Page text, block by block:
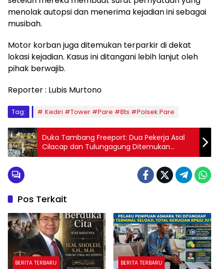
menolak autopsi dan menerima kejadian ini sebagai
musibah.
​Motor korban juga ditemukan terparkir di dekat
lokasi kejadian. Kasus ini ditangani lebih lanjut oleh
pihak berwajib.
Reporter : Lubis Murtono
Tag: Kediri #Tower #Pare #Bts #Polsek Pare
Duka Tambang Freeport: Dua Pekerja Asal
Cilacap dan Tulungagung Ditemukan
Meninggal Dunia
Pos Terkait
BERITA TERBARU BERITA TERBARU